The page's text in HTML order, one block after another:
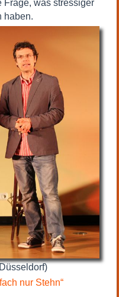
Frage, was stressiger
haben.
nur Stehn“